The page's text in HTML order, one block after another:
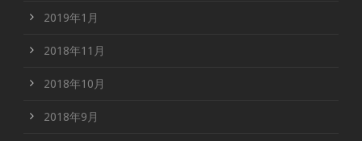
2019年1月
2018年11月
2018年10月
2018年9月